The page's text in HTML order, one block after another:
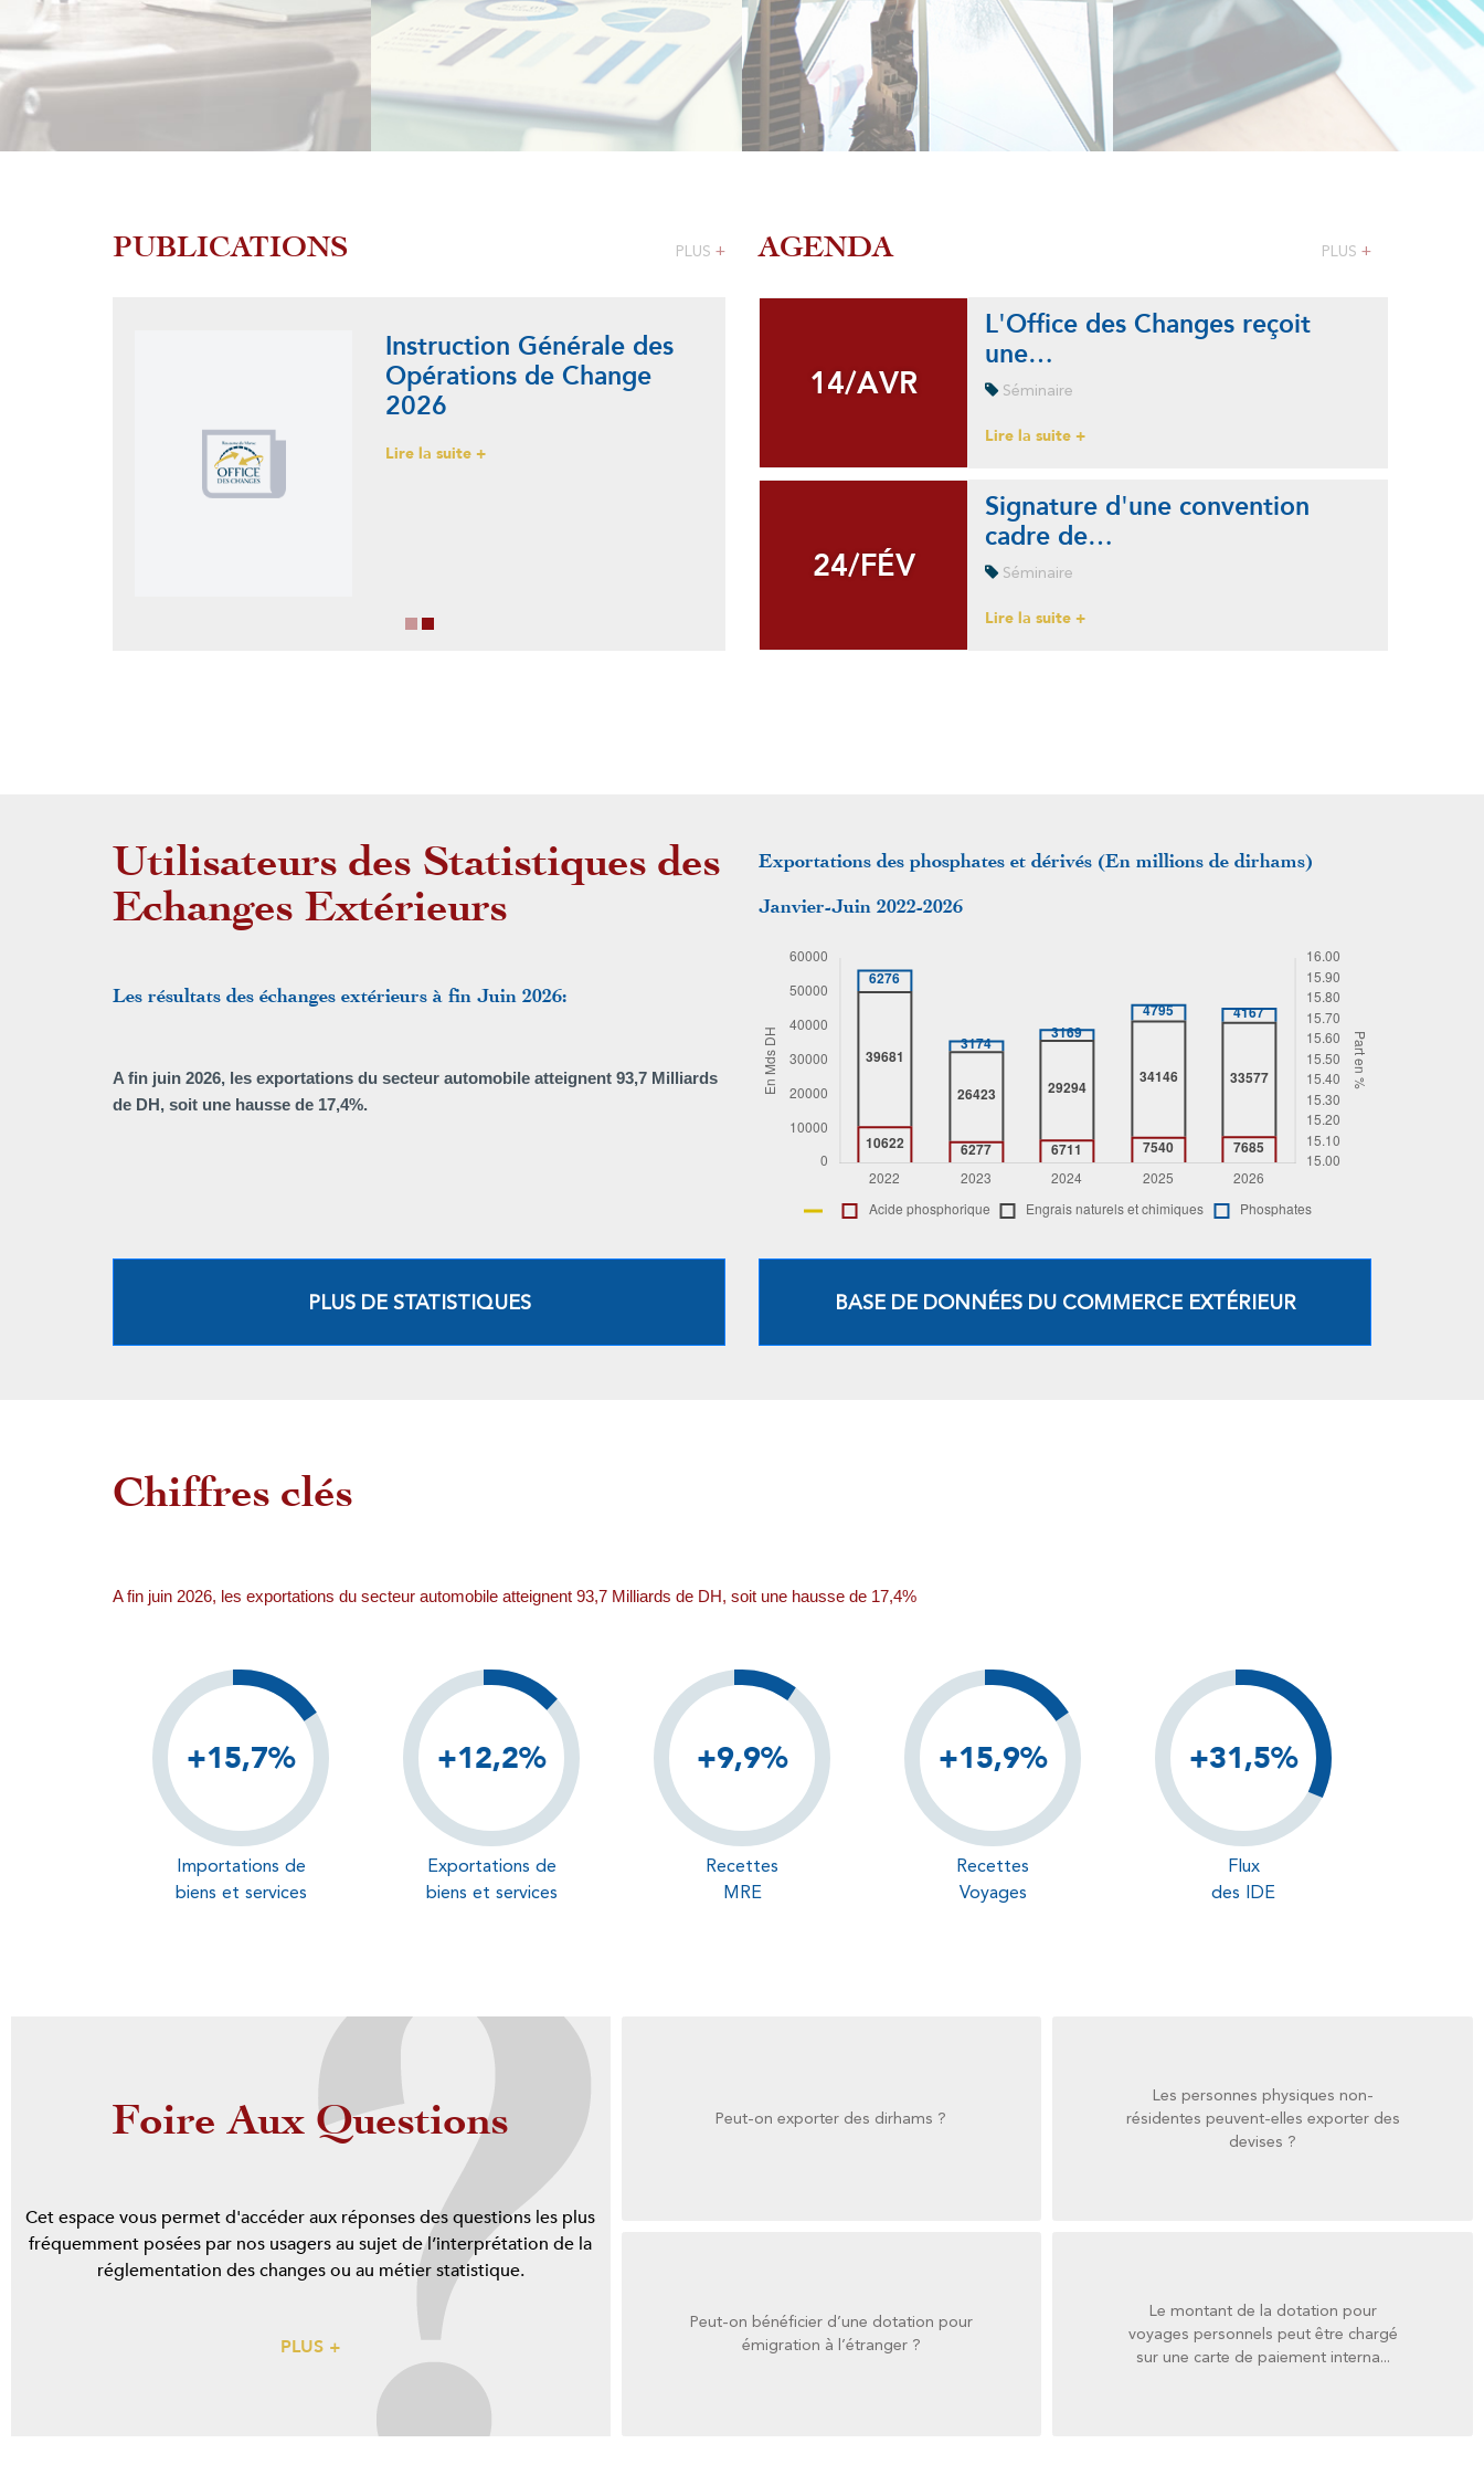
à l’Etranger
de change manuel
PUBLICATIONS PLUS +
Instruction Générale des
Opérations de Change
2026
Lire la suite +
Indicateurs des échanges
extérieurs à fin Juin 2026
Lire la suite +
AGENDA PLUS +
14/AVR
14/AVR
L'Office des Changes reçoit
une…
Séminaire
Lire la suite +
24/FÉV
24/FÉV
Signature d'une convention
cadre de…
Séminaire
Lire la suite +
Utilisateurs des Statistiques des
Echanges Extérieurs
Les résultats des échanges extérieurs à fin Juin 2026:
A fin juin 2026, les exportations du secteur automobile atteignent 93,7 Milliards
de DH, soit une hausse de 17,4%.
PLUS DE STATISTIQUES
Exportations des phosphates et dérivés (En millions de dirhams)
Janvier-Juin 2022-2026
BASE DE DONNÉES DU COMMERCE EXTÉRIEUR
Chiffres clés
A fin juin 2026, les exportations du secteur automobile atteignent 93,7 Milliards de DH, soit une hausse de 17,4%
+15,7%
Importations de
biens et services
+12,2%
Exportations de
biens et services
+9,9%
Recettes
MRE
+15,9%
Recettes
Voyages
+31,5%
Flux
des IDE
Foire Aux Questions
Cet espace vous permet d'accéder aux réponses des questions les plus
fréquemment posées par nos usagers au sujet de l’interprétation de la
réglementation des changes ou au métier statistique.
PLUS +
Peut-on exporter des dirhams ?
Peut-on exporter des dirhams ?
Les personnes physiques non-
résidentes peuvent-elles exporter des
devises ?
Les personnes physiques non-
résidentes peuvent-elles exporter des
devises ?
Peut-on bénéficier d’une dotation pour
émigration à l’étranger ?
Peut-on bénéficier d’une dotation pour
émigration à l’étranger ?
Le montant de la dotation pour
voyages personnels peut être chargé
sur une carte de paiement interna...
Le montant de la dotation pour
voyages personnels peut être chargé
sur une carte de paiement interna...